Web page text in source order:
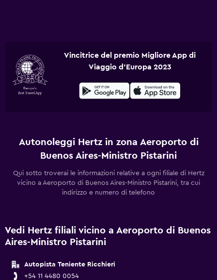
Vincitrice del premio Migliore App di
Viaggio d'Europa 2023
Autonoleggi Hertz in zona Aeroporto di
Buenos Aires-Ministro Pistarini
Qui sotto troverai le informazioni relative a ogni filiale di Hertz
vicino a Aeroporto di Buenos Aires-Ministro Pistarini, tra cui
indirizzo e numero di telefono
Vedi Hertz filiali vicino a Aeroporto di Buenos
Aires-Ministro Pistarini
Autopista Teniente Ricchieri
+54 11 4480 0054